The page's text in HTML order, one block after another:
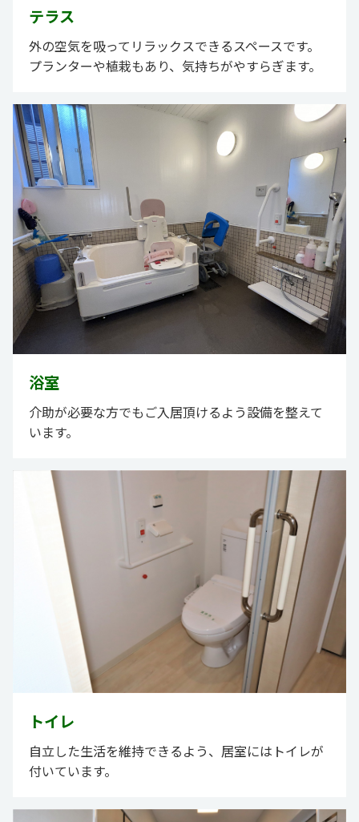
テラス
外の空気を吸ってリラックスできるスペースです。
プランターや植栽もあり、気持ちがやすらぎます。
浴室
介助が必要な方でもご入居頂けるよう設備を整えて
います。
トイレ
自立した生活を維持できるよう、居室にはトイレが
付いています。